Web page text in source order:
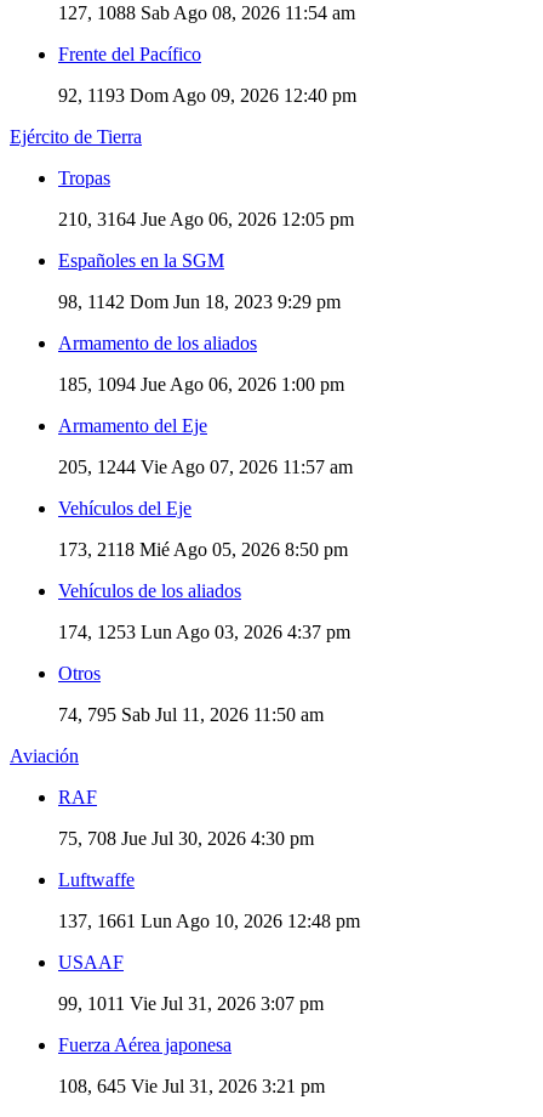
127, 1088 Sab Ago 08, 2026 11:54 am
Frente del Pacífico
92, 1193 Dom Ago 09, 2026 12:40 pm
Ejército de Tierra
Tropas
210, 3164 Jue Ago 06, 2026 12:05 pm
Españoles en la SGM
98, 1142 Dom Jun 18, 2023 9:29 pm
Armamento de los aliados
185, 1094 Jue Ago 06, 2026 1:00 pm
Armamento del Eje
205, 1244 Vie Ago 07, 2026 11:57 am
Vehículos del Eje
173, 2118 Mié Ago 05, 2026 8:50 pm
Vehículos de los aliados
174, 1253 Lun Ago 03, 2026 4:37 pm
Otros
74, 795 Sab Jul 11, 2026 11:50 am
Aviación
RAF
75, 708 Jue Jul 30, 2026 4:30 pm
Luftwaffe
137, 1661 Lun Ago 10, 2026 12:48 pm
USAAF
99, 1011 Vie Jul 31, 2026 3:07 pm
Fuerza Aérea japonesa
108, 645 Vie Jul 31, 2026 3:21 pm